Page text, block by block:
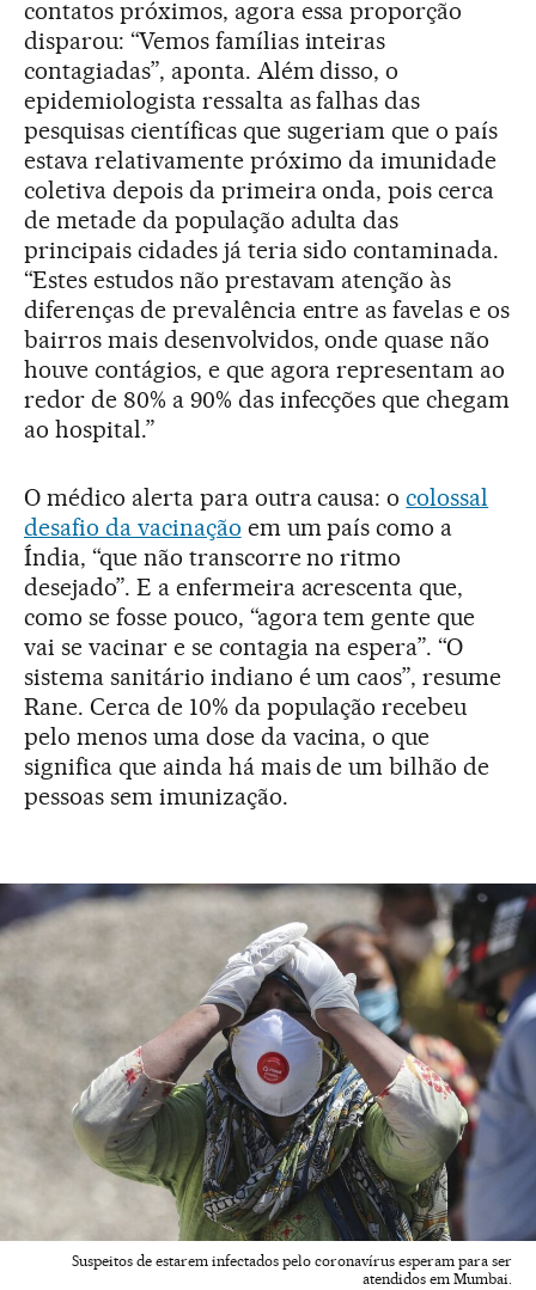
contatos próximos, agora essa proporção
disparou: “Vemos famílias inteiras
contagiadas”, aponta. Além disso, o
epidemiologista ressalta as falhas das
pesquisas científicas que sugeriam que o país
estava relativamente próximo da imunidade
coletiva depois da primeira onda, pois cerca
de metade da população adulta das
principais cidades já teria sido contaminada.
“Estes estudos não prestavam atenção às
diferenças de prevalência entre as favelas e os
bairros mais desenvolvidos, onde quase não
houve contágios, e que agora representam ao
redor de 80% a 90% das infecções que chegam
ao hospital.”
O médico alerta para outra causa: ocolossal
desafio da vacinação em um país como a
Índia, “que não transcorre no ritmo
desejado”. E a enfermeira acrescenta que,
como se fosse pouco, “agora tem gente que
vai se vacinar e se contagia na espera”. “O
sistema sanitário indiano é um caos”, resume
Rane. Cerca de 10% da população recebeu
pelo menos uma dose da vacina, o que
significa que ainda há mais de um bilhão de
pessoas sem imunização.
Suspeitos de estarem infectados pelo coronavírus esperam para ser
atendidos em Mumbai.